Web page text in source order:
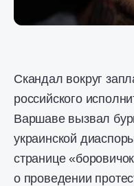
Скандал вокруг
российского
Варшаве вызвал
украинской
странице
о проведении